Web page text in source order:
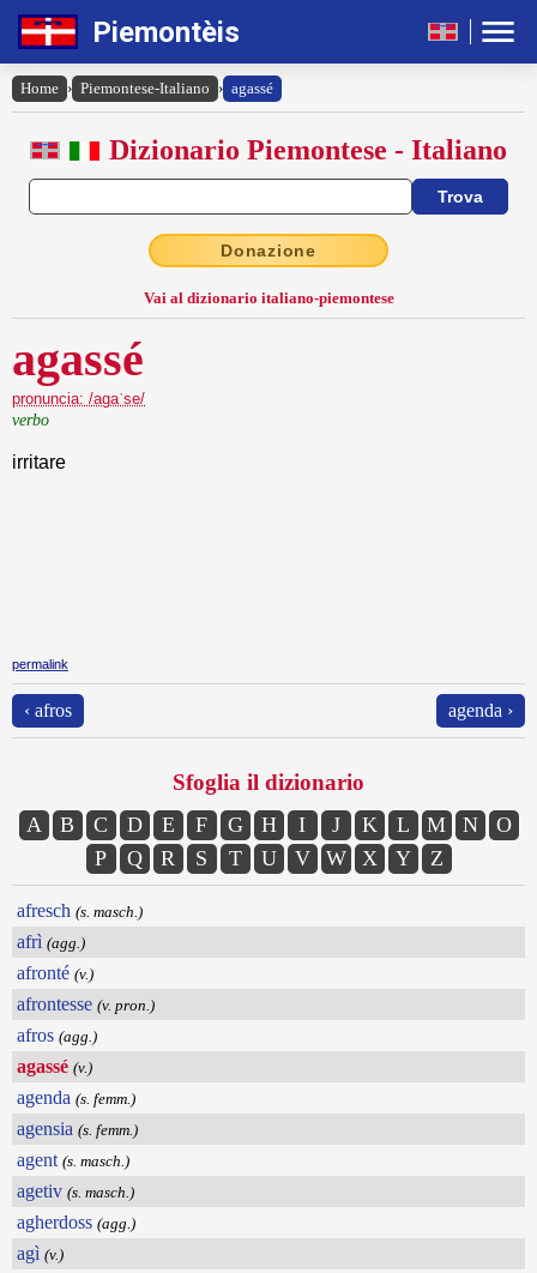
Piemontèis
Home › Piemontese-Italiano › agassé
Dizionario Piemontese - Italiano
Donazione
Vai al dizionario italiano-piemontese
agassé
pronuncia: /agaˈse/
verbo
irritare
permalink
‹ afros agenda ›
Sfoglia il dizionario
A B C D E F G H I J K L M N
O
P
Q R S T U V W X Y Z
afresch (s. masch.)
afrì (agg.)
afronté (v.)
afrontesse (v. pron.)
afros (agg.)
agassé (v.)
agenda (s. femm.)
agensia (s. femm.)
agent (s. masch.)
agetiv (s. masch.)
agherdoss (agg.)
agì (v.)